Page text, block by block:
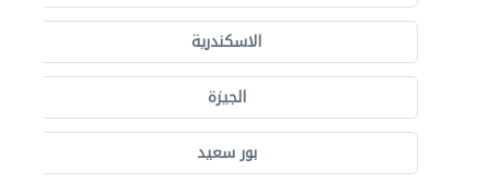
الاسكندرية
الجيزة
بور سعيد